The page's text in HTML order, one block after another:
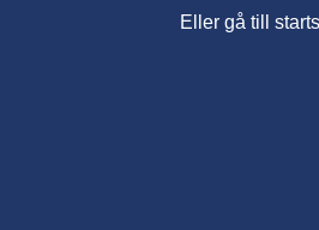
Eller gå till